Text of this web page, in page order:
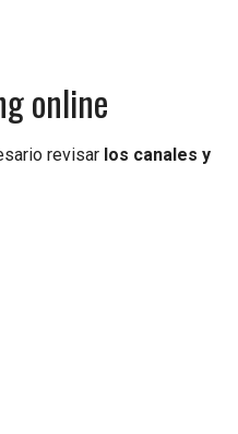
online
revisar los canales y